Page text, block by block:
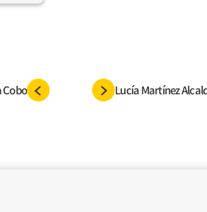
。水
Cobo Lucía Martínez